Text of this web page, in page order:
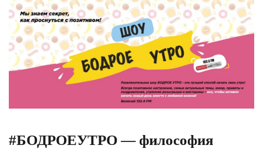
#БОДРОЕУТРО — философия